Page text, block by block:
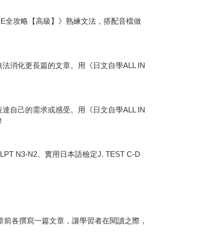
全攻略【高級】》熟練文法，搭配音檔做
消化更長篇的文章。用《日文自學ALL IN
自己的需求或感受。用《日文自學ALL IN
N3-N2、實用日本語檢定J. TEST C-D
各撰寫一篇文章，讓學習者在閱讀之際，